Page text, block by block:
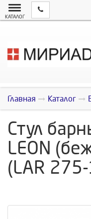
КАТАЛОГ
Главная Каталог
Стул
LEON
(LAR